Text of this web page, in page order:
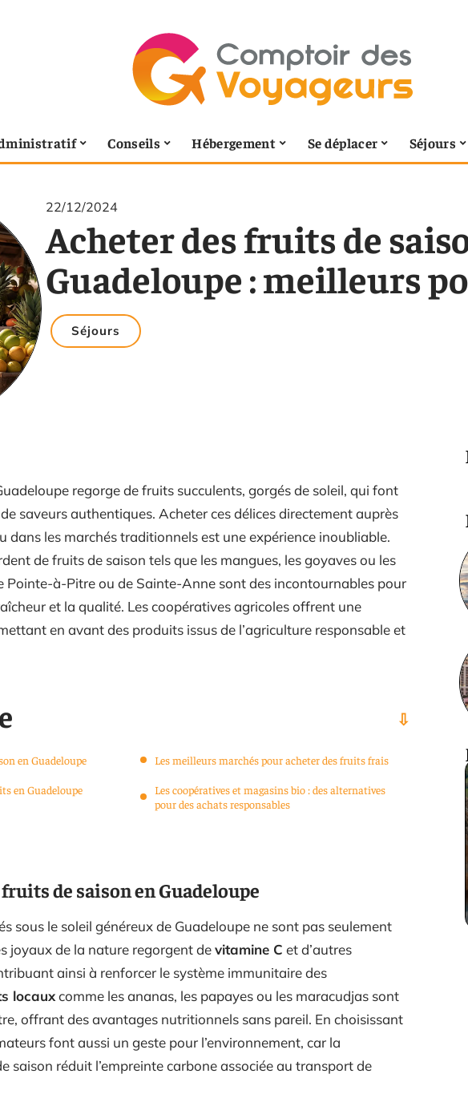
Conseils Hébergement Se déplacer Séjours
22/12/2024
Acheter des fruits de
Guadeloupe : meilleurs
Séjours
regorge de fruits succulents, gorgés de soleil, qui font
saveurs authentiques. Acheter ces délices directement auprès
dans les marchés traditionnels est une expérience inoubliable.
de fruits de saison tels que les mangues, les goyaves ou les
Pointe-à-Pitre ou de Sainte-Anne sont des incontournables pour
et la qualité. Les coopératives agricoles offrent une
en avant des produits issus de l’agriculture responsable et
en Guadeloupe
en Guadeloupe
Les meilleurs marchés pour acheter des fruits frais
Les coopératives et magasins bio : des alternatives
pour des achats responsables
de saison en Guadeloupe
sous le soleil généreux de Guadeloupe ne sont pas seulement
joyaux de la nature regorgent devitamine C et d’autres
ainsi à renforcer le système immunitaire des
locauxcomme les ananas, les papayes ou les maracudjas sont
offrant des avantages nutritionnels sans pareil. En choisissant
font aussi un geste pour l’environnement, car la
saison réduit l’empreinte carbone associée au transport de